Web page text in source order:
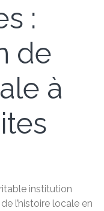
:
de
à
institution
l’histoire locale en